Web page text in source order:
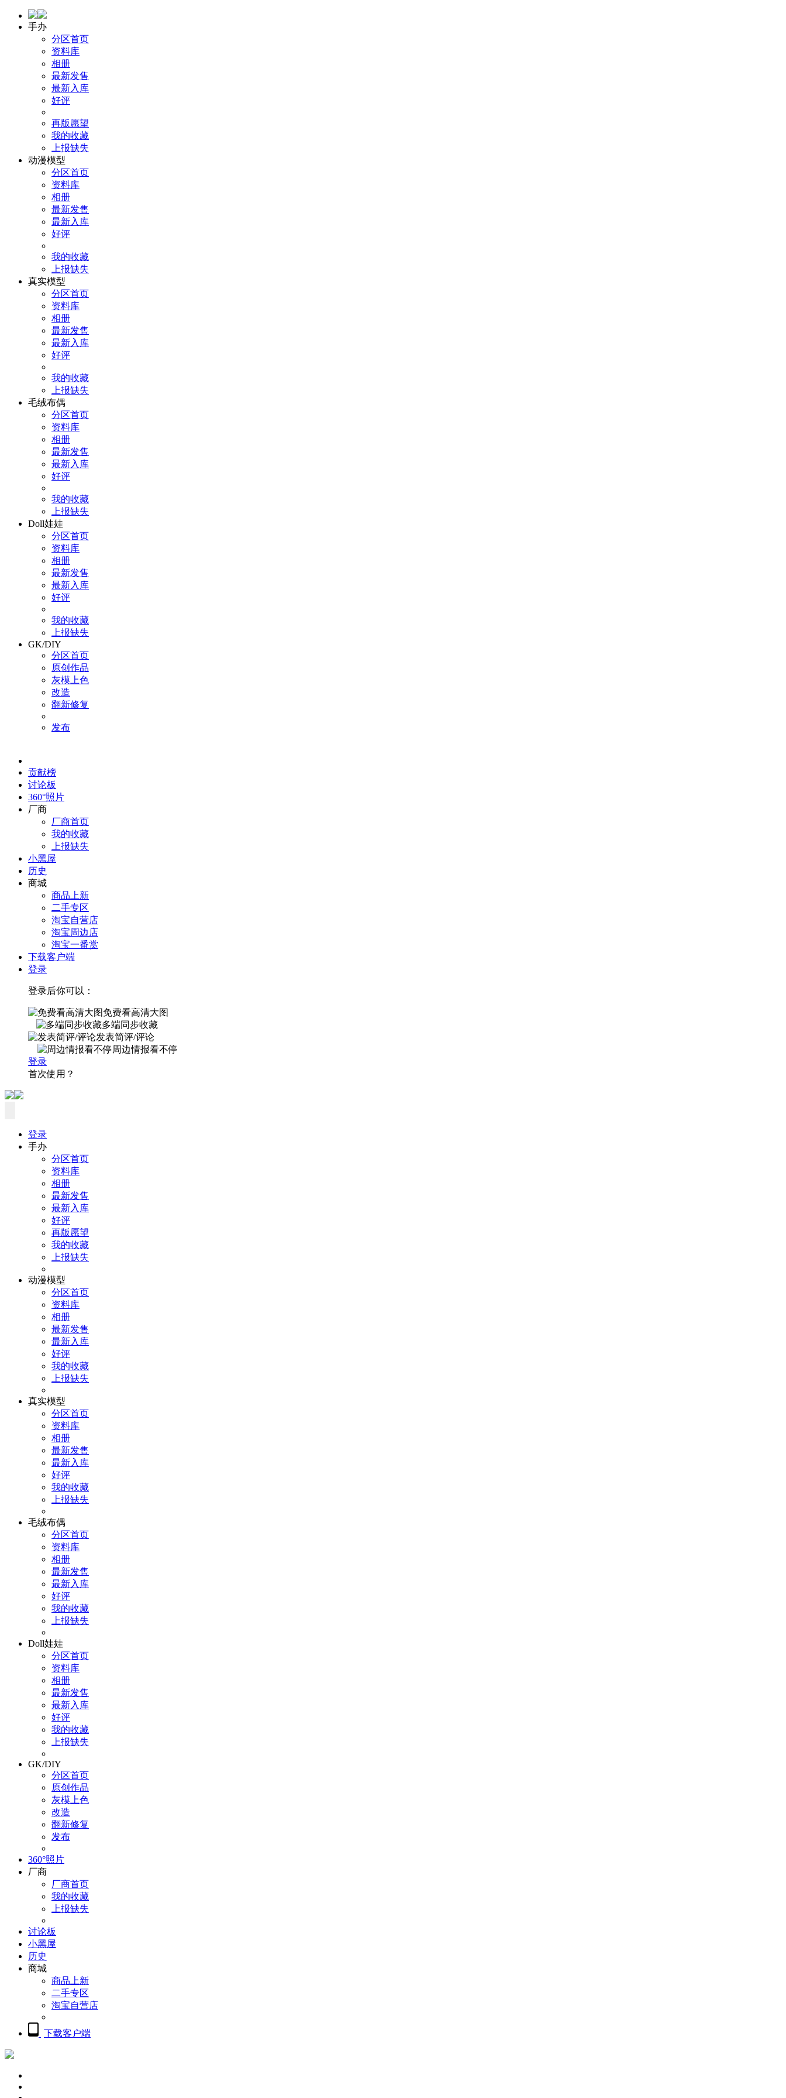
手办
分区首页
资料库
相册
最新发售
最新入库
好评
再版愿望
我的收藏
上报缺失
动漫模型
分区首页
资料库
相册
最新发售
最新入库
好评
我的收藏
上报缺失
真实模型
分区首页
资料库
相册
最新发售
最新入库
好评
我的收藏
上报缺失
毛绒布偶
分区首页
资料库
相册
最新发售
最新入库
好评
我的收藏
上报缺失
Doll娃娃
分区首页
资料库
相册
最新发售
最新入库
好评
我的收藏
上报缺失
GK/DIY
分区首页
原创作品
灰模上色
改造
翻新修复
发布
贡献榜
讨论板
360°照片
厂商
厂商首页
我的收藏
上报缺失
小黑屋
历史
商城
商品上新
二手专区
淘宝自营店
淘宝周边店
淘宝一番赏
下载客户端
登录
登录后你可以：
免费看高清大图
多端同步收藏
发表简评/评论
周边情报看不停
登录
首次使用？
登录
手办
分区首页
资料库
相册
最新发售
最新入库
好评
再版愿望
我的收藏
上报缺失
动漫模型
分区首页
资料库
相册
最新发售
最新入库
好评
我的收藏
上报缺失
真实模型
分区首页
资料库
相册
最新发售
最新入库
好评
我的收藏
上报缺失
毛绒布偶
分区首页
资料库
相册
最新发售
最新入库
好评
我的收藏
上报缺失
Doll娃娃
分区首页
资料库
相册
最新发售
最新入库
好评
我的收藏
上报缺失
GK/DIY
分区首页
原创作品
灰模上色
改造
翻新修复
发布
360°照片
厂商
厂商首页
我的收藏
上报缺失
讨论板
小黑屋
历史
商城
商品上新
二手专区
淘宝自营店
下载客户端